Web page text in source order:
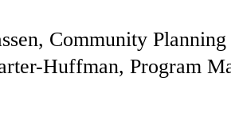
Community
Huffman, Program